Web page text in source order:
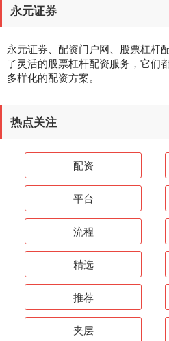
永元证券
永元证券、配资门户网、股票杠杆
了灵活的股票杠杆配资服务，它们
多样化的配资方案。
热点关注
配资
平台
流程
精选
推荐
夹层